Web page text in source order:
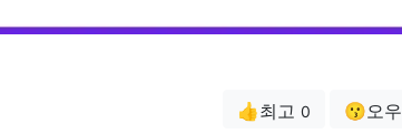
👍최고 0 😗오우